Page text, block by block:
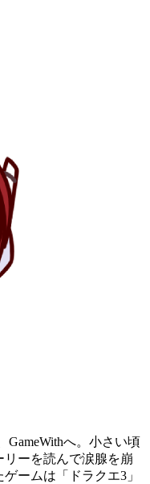
GameWithへ。小さい頃
リーを読んで涙腺を崩
ームは「ドラクエ3」